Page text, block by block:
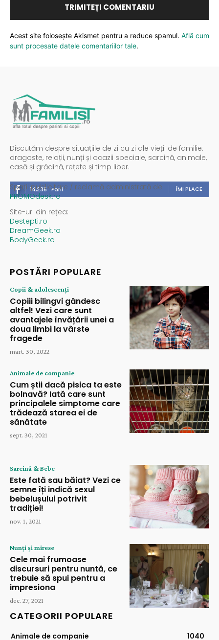
Acest site folosește Akismet pentru a reduce spamul. Află cum
sunt procesate datele comentariilor tale.
Discutăm despre situațiile de zi cu zi ale vieții de familie:
dragoste, relații, nunți și ocazii speciale, sarcină, animale,
casă și grădină, rețete și timp liber.
14,235 Fani ÎMI PLACE
Spații publicitare / reclamă administrată de
PROMOdesk.ro
Site-uri din rețea:
Destepti.ro
DreamGeek.ro
BodyGeek.ro
POSTĂRI POPULARE
Copii & adolescenți
Copiii bilingvi gândesc
altfel! Vezi care sunt
avantajele învățării unei a
doua limbi la vârste
fragede
mart. 30, 2022
Animale de companie
Cum știi dacă pisica ta este
bolnavă? Iată care sunt
principalele simptome care
trădează starea ei de
sănătate
sept. 30, 2021
Sarcină & Bebe
Este fată sau băiat? Vezi ce
semne îți indică sexul
bebelușului potrivit
tradiției!
nov. 1, 2021
Nunți și mirese
Cele mai frumoase
discursuri pentru nuntă, ce
trebuie să spui pentru a
impresiona
dec. 27, 2021
CATEGORII POPULARE
Animale de companie 1040